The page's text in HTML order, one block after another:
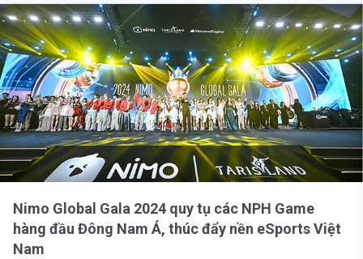
Nimo Global Gala 2024 quy tụ các NPH Game
hàng đầu Đông Nam Á, thúc đẩy nền eSports Việt
Nam